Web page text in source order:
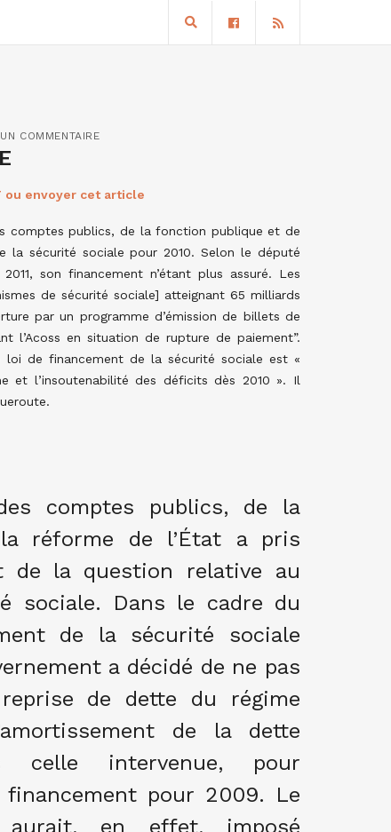
COMMENTAIRE
ou envoyer cet article
comptes publics, de la fonction publique et de
sécurité sociale pour 2010. Selon le député
son financement n’étant plus assuré. Les
de sécurité sociale] atteignant 65 milliards
par un programme d’émission de billets de
l’Acoss en situation de rupture de paiement”.
loi de financement de la sécurité sociale est «
et l’insoutenabilité des déficits dès 2010 ». Il
comptes publics, de la
réforme de l’État a pris
de la question relative au
sociale. Dans le cadre du
de la sécurité sociale
a décidé de ne pas
de dette du régime
de la dette
celle intervenue, pour
pour 2009. Le
aurait, en effet, imposé